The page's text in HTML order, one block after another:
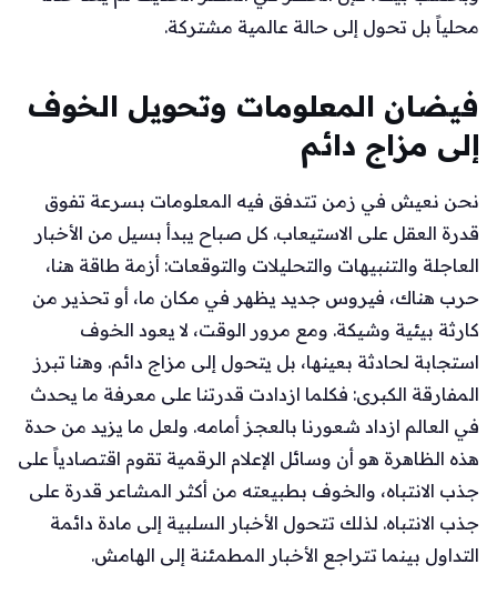
محلياً بل تحول إلى حالة عالمية مشتركة.
فيضان المعلومات وتحويل الخوف
إلى مزاج دائم
نحن نعيش في زمن تتدفق فيه المعلومات بسرعة تفوق
قدرة العقل على الاستيعاب. كل صباح يبدأ بسيل من الأخبار
العاجلة والتنبيهات والتحليلات والتوقعات: أزمة طاقة هنا،
حرب هناك، فيروس جديد يظهر في مكان ما، أو تحذير من
كارثة بيئية وشيكة. ومع مرور الوقت، لا يعود الخوف
استجابة لحادثة بعينها، بل يتحول إلى مزاج دائم. وهنا تبرز
المفارقة الكبرى: فكلما ازدادت قدرتنا على معرفة ما يحدث
في العالم ازداد شعورنا بالعجز أمامه. ولعل ما يزيد من حدة
هذه الظاهرة هو أن وسائل الإعلام الرقمية تقوم اقتصادياً على
جذب الانتباه، والخوف بطبيعته من أكثر المشاعر قدرة على
جذب الانتباه. لذلك تتحول الأخبار السلبية إلى مادة دائمة
التداول بينما تتراجع الأخبار المطمئنة إلى الهامش.